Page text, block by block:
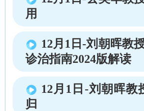
用
12月1日-刘朝晖教
诊治指南2024版解读
12月1日-刘朝晖
归